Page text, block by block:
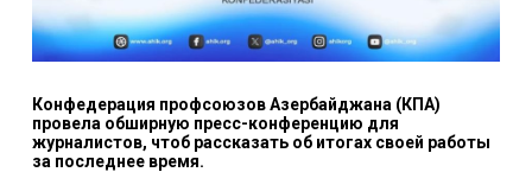
Конфедерация профсоюзов Азербайджана (КПА)
провела обширную пресс-конференцию для
журналистов, чтоб рассказать об итогах своей работы
за последнее время.